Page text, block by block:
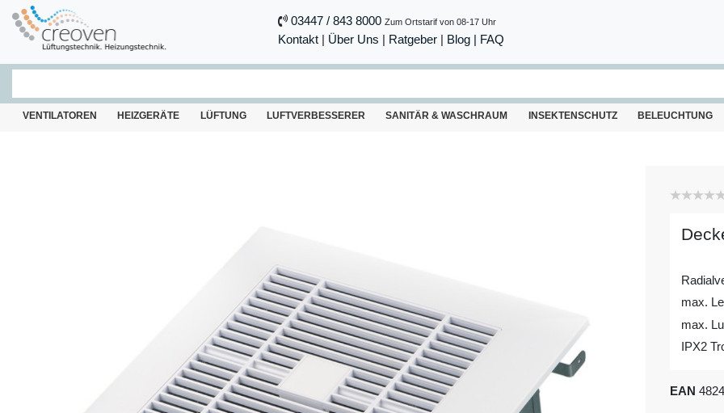
03447 / 843 8000 Zum Ortstarif von 08-17 Uhr
Kontakt| Über Uns | Ratgeber| Blog | FAQ
VENTILATOREN HEIZGERÄTE LÜFTUNG LUFTVERBESSERER SANITÄR & WASCHRAUM INSEKTENSCHUTZ BELEUCHTUNG
max.
max.
IPX2
EAN